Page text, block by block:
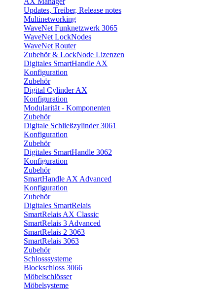
Updates, Treiber, Release notes
Multinetworking
WaveNet Funknetzwerk 3065
WaveNet LockNodes
WaveNet Router
Zubehör & LockNode Lizenzen
Digitales SmartHandle AX
Konfiguration
Zubehör
Digital Cylinder AX
Konfiguration
Modularität - Komponenten
Zubehör
Digitale Schließzylinder 3061
Konfiguration
Zubehör
Digitales SmartHandle 3062
Konfiguration
Zubehör
SmartHandle AX Advanced
Konfiguration
Zubehör
Digitales SmartRelais
SmartRelais AX Classic
SmartRelais 3 Advanced
SmartRelais 2 3063
SmartRelais 3063
Zubehör
Schlosssysteme
Blockschloss 3066
Möbelschlösser
Möbelsysteme